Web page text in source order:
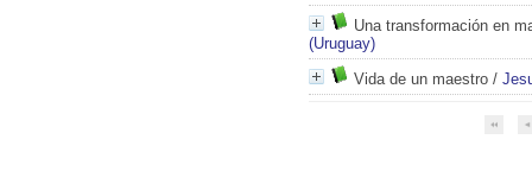
Una transformación en
(Uruguay)
Vida de un maestro /